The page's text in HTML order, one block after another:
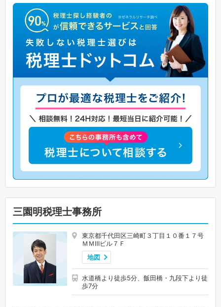
三園明税理士事務所
東京都千代田区三崎町３丁目１０番１７号
ＭＭⅢビル７Ｆ
地図
水道橋より徒歩5分、飯田橋・九段下より徒
歩7分